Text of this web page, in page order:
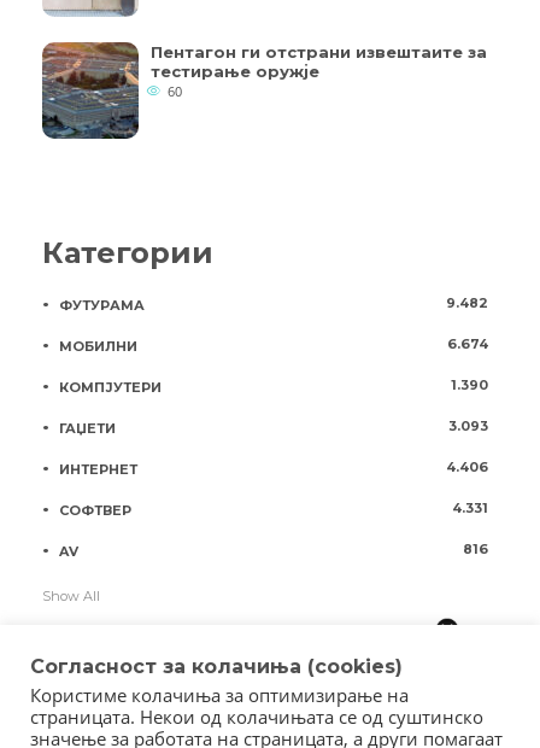
Пентагон ги отстрани извештаите за
тестирање оружје
60
Категории
ФУТУРАМА 9.482
МОБИЛНИ 6.674
КОМПЈУТЕРИ 1.390
ГАЏЕТИ 3.093
ИНТЕРНЕТ 4.406
СОФТВЕР 4.331
AV 816
Show All
Согласност за колачиња (cookies)
Користиме колачиња за оптимизирање на
страницата. Некои од колачињата се од суштинско
значење за работата на страницата, а други помагаат